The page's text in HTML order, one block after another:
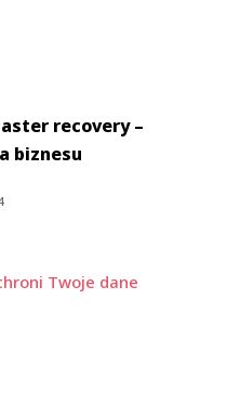
recovery –
biznesu